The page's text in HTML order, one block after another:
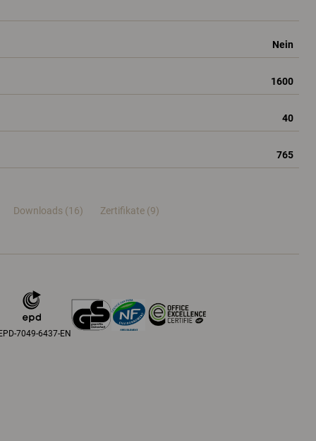
Nein
1600
40
765
Downloads (16) Zertifikate (9)
7049-6437-EN